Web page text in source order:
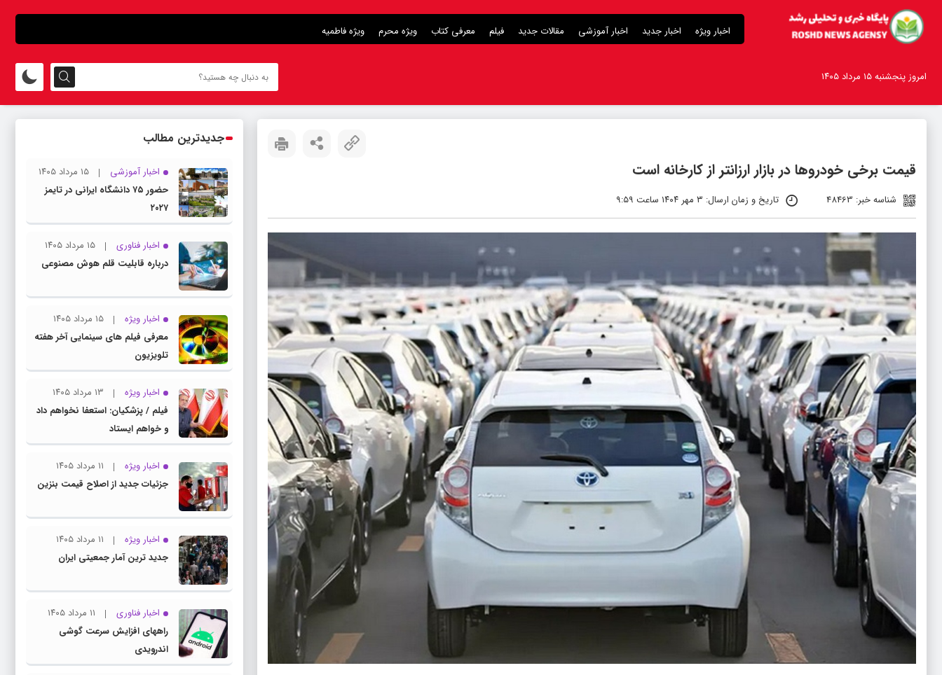
اخبار ویژه اخبار جدید اخبار آموزشی مقالات جدید فیلم معرفی کتاب ویژه محرم ویژه فاطمیه
امروز پنجشنبه ۱۵ مرداد ۱۴۰۵
قیمت برخی خودروها در بازار ارزانتر از کارخانه است
شناسه خبر: 48463 تاریخ و زمان ارسال: ۳ مهر ۱۴۰۴ ساعت ۹:۵۹
جدیدترین مطالب
اخبار آموزشی
۱۵ مرداد ۱۴۰۵
حضور ۷۵ دانشگاه ایرانی در تایمز
۲۰۲۷
اخبار فناوری
۱۵ مرداد ۱۴۰۵
درباره قابلیت قلم هوش مصنوعی
اخبار ویژه
۱۵ مرداد ۱۴۰۵
معرفی فیلم های سینمایی آخر هفته
تلویزیون
اخبار ویژه
۱۳ مرداد ۱۴۰۵
فیلم / پزشکیان: استعفا نخواهم داد
و خواهم ایستاد
اخبار ویژه
۱۱ مرداد ۱۴۰۵
جزئیات جدید از اصلاح قیمت بنزین
اخبار ویژه
۱۱ مرداد ۱۴۰۵
جدید ترین آمار جمعیتی ایران
اخبار فناوری
۱۱ مرداد ۱۴۰۵
راههای افزایش سرعت گوشی
اندرویدی